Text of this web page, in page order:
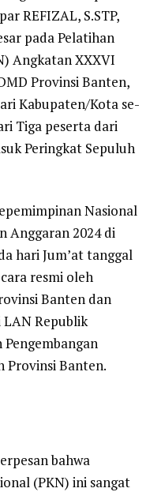
REFIZAL, S.STP,
pada Pelatihan
Angkatan XXXVI
Provinsi Banten,
Kabupaten/Kota se-
Tiga peserta dari
Peringkat Sepuluh
Nasional
Anggaran 2024 di
hari Jum’at tanggal
resmi oleh
Banten dan
Republik
Provinsi Banten.
bahwa
(PKN) ini sangat